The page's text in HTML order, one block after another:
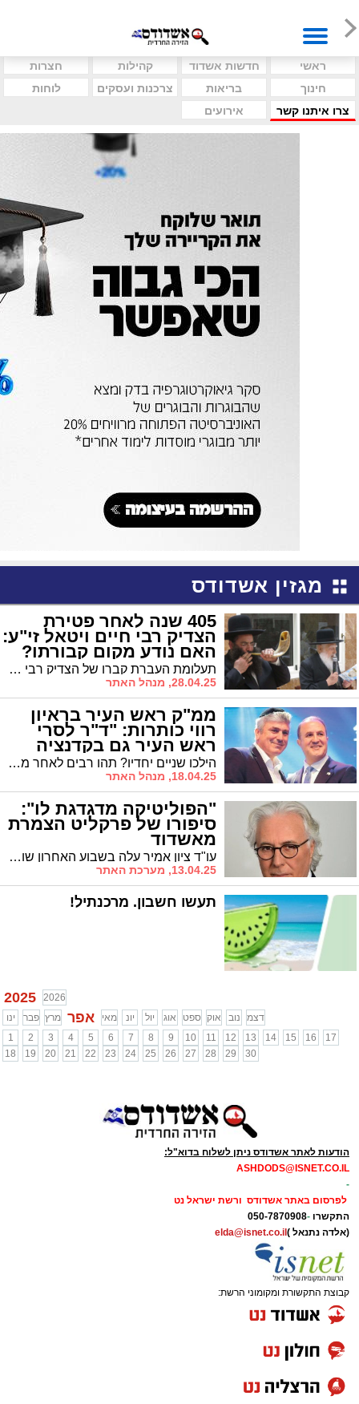
ראשי חדשות אשדוד קהילות
חצרות
חינוך
בריאות צרכנות ועסקים
לוחות
צרו איתנו קשר
אירועים
מגזין אשדודס
405 שנה לאחר פטירת
הצדיק רבי חיים ויטאל זי"ע:
האם נודע מקום קבורתו?
תעלומת העברת קברו של הצדיק רבי חיים ויטאל זי"ע מדמשק לקריית מלאכי טרם נפתרה, אך בימים האחרונים, לאחר שנודע על אלמונים שחפרו ליד קברו המשוער של המהרח"ו בדמשק, נראה שהגיע העת להסיר את הלוט * כעת גם מתברר: את סוד העברת קברו מדמשק לקריית מלאכי נצרו בליבם מרן הגר"ע יוסף והגר"י כדורי שהיו מעורבים בהבאתו * בסוד קדושים
28.04.25, מנהל האתר
ממ"ק ראש העיר בראיון
רווי כותרות: "ד"ר לסרי
ראש העיר גם בקדנציה
הבאה" הילכו שניים יחדיו? תהו רבים לאחר מערכת הבחירות הסוערת שבשיאה ניצבו יו"ר ש"ס ר' אבי אמסלם ורה"ע לסרי משני צידי המתרס, זה מול זה. אך מאז, כך נראה, זרמו מים רבים בנחל לכיש. בראיון חג רווי כותרות של אמסלם ל'אשדודס' הוא חושף שהמשקעים נעלמו וכי השניים עובדים בשיתוף פעולה פורה | "העבר? הוא איננו. נמחק. התבגרתי, למדנו לעבוד בצורה שונה" | ומה יש לו לומר על חבריו לקואליציה? | ראיון מרתק
18.04.25, מנהל האתר
"הפוליטיקה מדגדגת לו":
סיפורו של פרקליט הצמרת
מאשדוד
עו"ד ציון אמיר עלה בשבוע האחרון שוב לכותרות כאשר נבחר לייצג את ראש הממשלה בדיון בבית המשפט העליון בעתירות נגד הדחת ראש השב"כ רונן בר. אמיר גדל באשדוד ומשפחתו עדיין מתגוררת בעיר. איך הפך הבן למשפחה מרובת ילדים קשת יום לעורך דין צמרת עשיר ומבוקש? זהו סיפורו של פרקליט הצמרת
13.04.25, מערכת האתר
תעשו חשבון. מרכנתיל!
2025
2026
ינו
פבר מרץ אפר מאי יונ יול אוג ספט אוק נוב
דצמ
1
2 3 4 5 6 7 8 9 10 11 12 13 14 15 16
17
18
19 20 21 22 23 24 25 26 27 28 29 30
הודעות לאתר אשדודס ניתן לשלוח בדוא"ל:
ASHDODS@ISNET.CO.IL
-
לפרסום באתר אשדודס ורשת ישראל נט
התקשרו -
050-7870908
(אלדה נתנאל ) elda@isnet.co.il
קבוצת התקשורת ומקומוני הרשת: